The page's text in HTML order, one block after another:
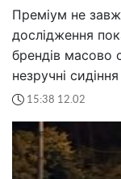
Преміум не
дослідження
брендів масово
незручні сидіння
15:38 12.02